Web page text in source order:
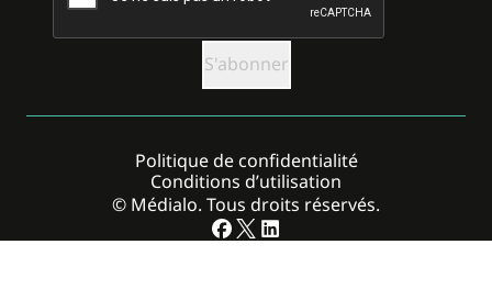
© Médialo. Tous droits réservés.
Politique de confidentialité
Conditions d’utilisation